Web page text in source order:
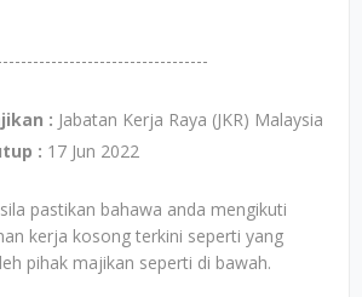
: Jabatan Kerja Raya (JKR) Malaysia
: 17 Jun 2022
pastikan bahawa anda mengikuti
kerja kosong terkini seperti yang
pihak majikan seperti di bawah.